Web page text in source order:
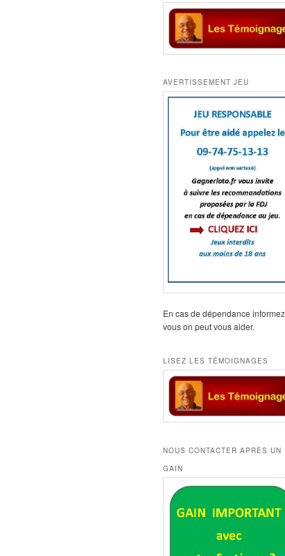
AVERTISSEMENT JEU
En cas de dépendance informez
vous on peut vous aider.
LISEZ LES TÉMOIGNAGES
NOUS CONTACTER APRÈS UN
GAIN